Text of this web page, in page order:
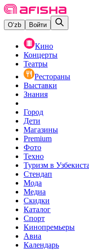
O‘zb Войти
Кино
Концерты
Театры
Рестораны
Выставки
Знания
Город
Дети
Магазины
Premium
Фото
Техно
Туризм в
Стендап
Мода
Медиа
Скидки
Каталог
Спорт
Кинопремьеры
Авиа
Календарь